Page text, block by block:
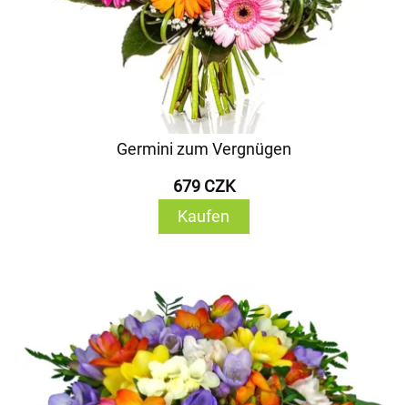
Germini zum Vergnügen
679 CZK
Kaufen